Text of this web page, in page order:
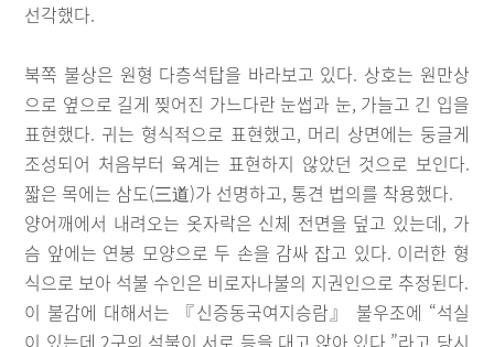
선각했다.
북쪽 불상은 원형 다층석탑을 바라보고 있다. 상호는 원만상
으로 옆으로 길게 찢어진 가느다란 눈썹과 눈, 가늘고 긴 입을
표현했다. 귀는 형식적으로 표현했고, 머리 상면에는 둥글게
조성되어 처음부터 육계는 표현하지 않았던 것으로 보인다.
짧은 목에는 삼도(三道)가 선명하고, 통견 법의를 착용했다.
양어깨에서 내려오는 옷자락은 신체 전면을 덮고 있는데, 가
슴 앞에는 연봉 모양으로 두 손을 감싸 잡고 있다. 이러한 형
식으로 보아 석불 수인은 비로자나불의 지권인으로 추정된다.
이 불감에 대해서는 『신증동국여지승람』 불우조에 “석실